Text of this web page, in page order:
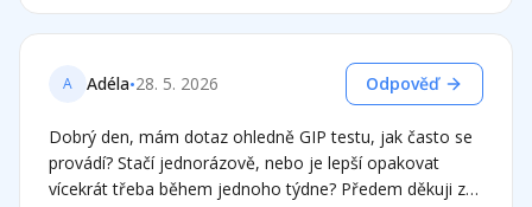
díky za vaše stránky, které mi velmi pomáhají. zdravím s
vděčností
A Adéla•28. 5. 2026 Odpověď
Dobrý den, mám dotaz ohledně GIP testu, jak často se
provádí? Stačí jednorázově, nebo je lepší opakovat
vícekrát třeba během jednoho týdne? Předem děkuji za